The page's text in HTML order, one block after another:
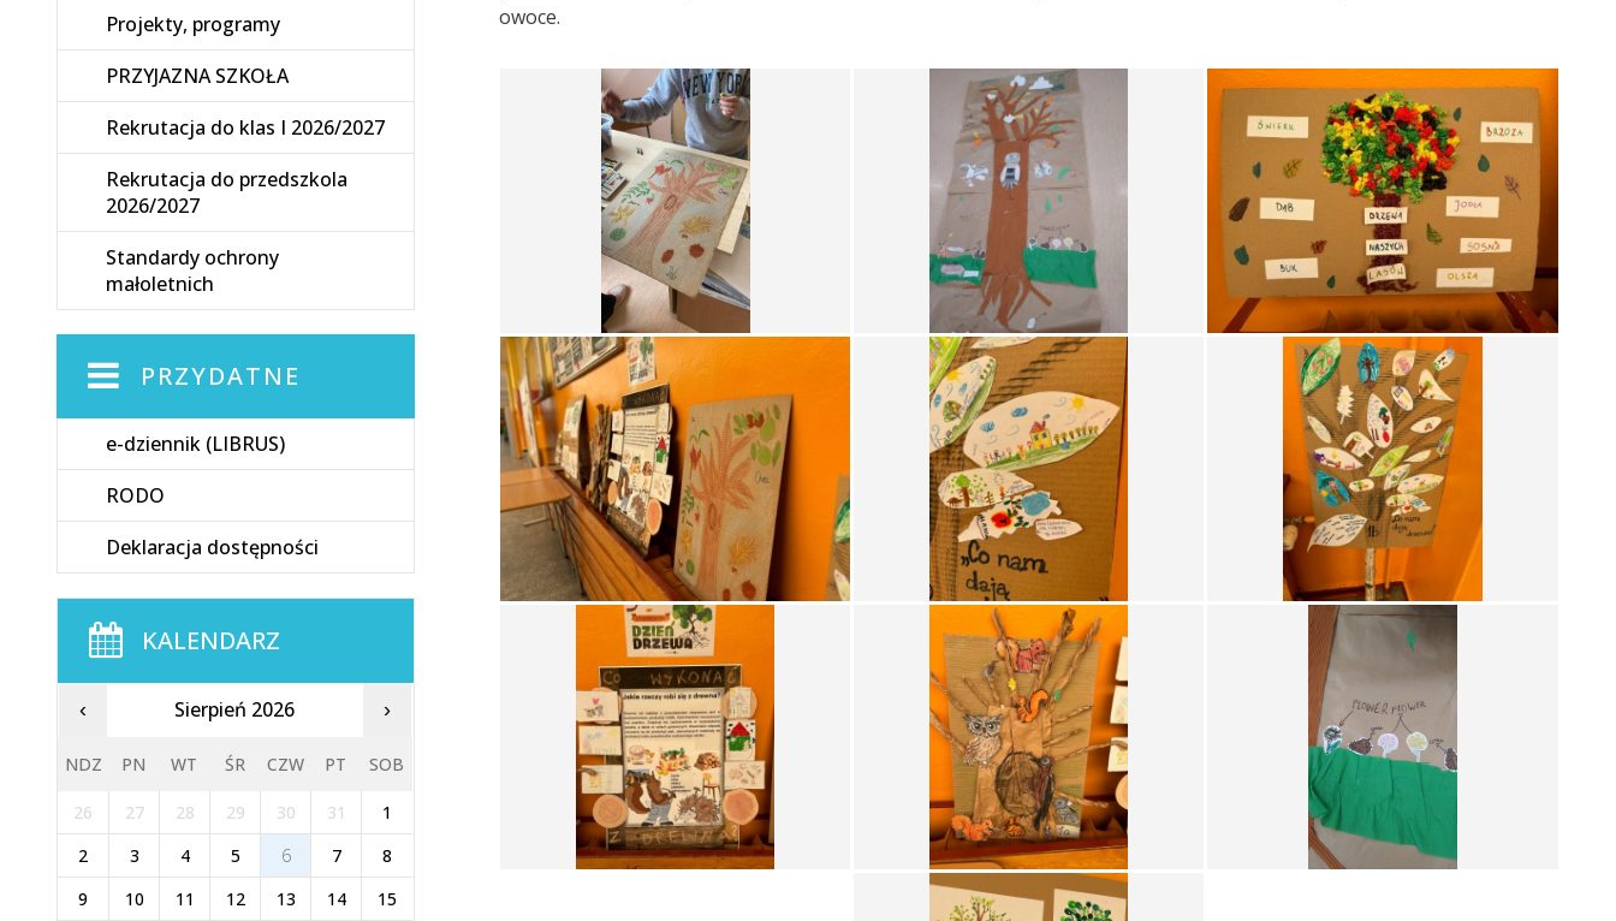
owoce.
Projekty, programy
PRZYJAZNA SZKOŁA
Rekrutacja do klas I 2026/2027
Rekrutacja do przedszkola
2026/2027
Standardy ochrony
małoletnich
PRZYDATNE
e-dziennik (LIBRUS)
RODO
Deklaracja dostępności
KALENDARZ
‹ Sierpień 2026 ›
NDZ PN WT ŚR CZW PT SOB
26 27 28 29 30 31
1
2
3 4 5 6 7
8
9
10 11 12 13 14
15